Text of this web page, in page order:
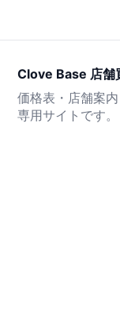
Clove Base 店舗
価格表・店舗案
専用サイトです。